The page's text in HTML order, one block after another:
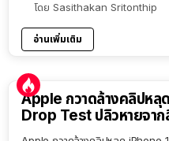
โดย Sasithakan Sritonthip
อ่านเพิ่มเติม
Apple กวาดล้างคลิปหลุ
Drop Test ปลิวหายจาก